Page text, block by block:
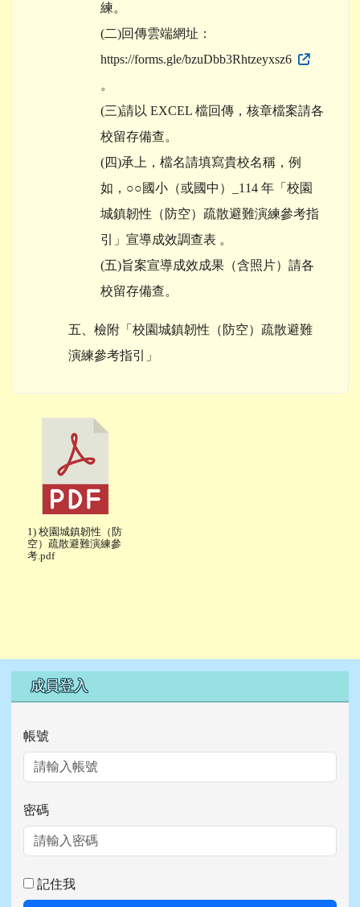
練。
(二)回傳雲端網址：
https://forms.gle/bzuDbb3Rhtzeyxsz6
。
(三)請以 EXCEL 檔回傳，核章檔案請各
校留存備查。
(四)承上，檔名請填寫貴校名稱，例
如，○○國小（或國中）_114 年「校園
城鎮韌性（防空）疏散避難演練參考指
引」宣導成效調查表 。
(五)旨案宣導成效成果（含照片）請各
校留存備查。
五、檢附「校園城鎮韌性（防空）疏散避難
演練參考指引」
1) 校園城鎮韌性（防
空）疏散避難演練參
考.pdf
右邊區域內容
成員登入
帳號
密碼
記住我